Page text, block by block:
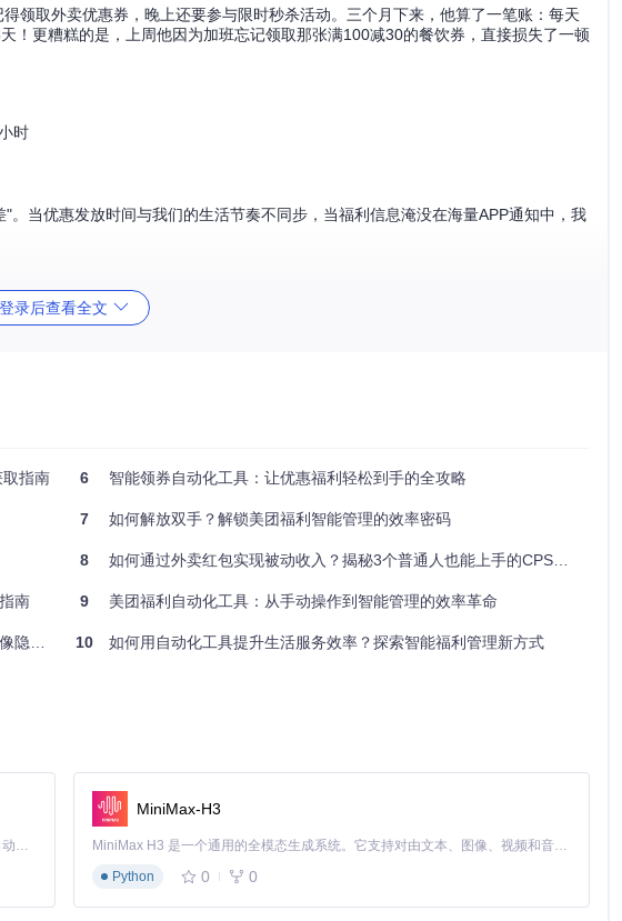
领取外卖优惠券，晚上还要参与限时秒杀活动。三个月下来，他算了一笔账：每天
更糟糕的是，上周他因为加班忘记领取那张满100减30的餐饮券，直接损失了一顿
时
当优惠发放时间与我们的生活节奏不同步，当福利信息淹没在海量APP通知中，我
知疲倦的管家。它不需要休息，不会忘记任务，更能同时处理多项工作。这个"管
145%
，更能保障安全。现代优惠引擎通常包含三层防护：
登录后查看全文
指南
南
具
6 智能领券自动化工具：让优惠福利轻松到手的全攻略
7 如何解放双手？解锁美团福利智能管理的效率密码
8 如何通过外卖红包实现被动收入？揭秘3个普通人也能上手的CPS赚钱技巧
9 美团福利自动化工具：从手动操作到智能管理的效率革命
10 如何用自动化工具提升生活服务效率？探索智能福利管理新方式
Claude Code 的开源替代方案。连接任意大模型，编辑代码，运行命令，自动验证 — 全自动执行。用 Rust 构建，极致性能。 ｜ An open-source alternative to Claude Code. Connect any LLM, edit code, run commands, and verify changes — autonomously. Built in Rust for speed. Get Started
MiniMax-H3
MiniMax H3 是一个通用的全模态生成系统。它支持对由文本、图像、视频和音频组成的多模态上下文进行统一理解，并能生成分辨率高达 2K、时长可达 15 秒的带原生立体声音频的视频。得益于面向任务泛化的系统设计，H3 在预训练阶段就已具备广泛的多模态上下文理解与生成能力，能够出色地执行复杂的多模态指令。
Python
0 0